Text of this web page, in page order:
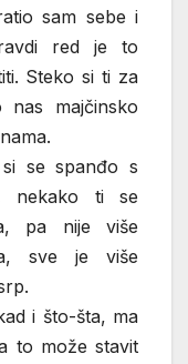
sam sebe i
red je to
Steko si ti za
majčinsko
se spanđo s
nekako ti se
pa nije više
sve je više
i što-šta, ma
to može stavit